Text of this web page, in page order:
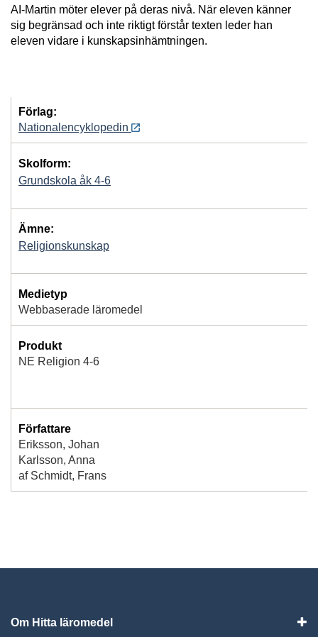
AI-Martin möter elever på deras nivå. När eleven känner
sig begränsad och inte riktigt förstår texten leder han
eleven vidare i kunskapsinhämtningen.
Förlag:
Nationalencyklopedin
Skolform:
Grundskola åk 4-6
Ämne:
Religionskunskap
Medietyp
Webbaserade läromedel
Produkt
NE Religion 4-6
Författare
Eriksson, Johan
Karlsson, Anna
af Schmidt, Frans
Om Hitta läromedel